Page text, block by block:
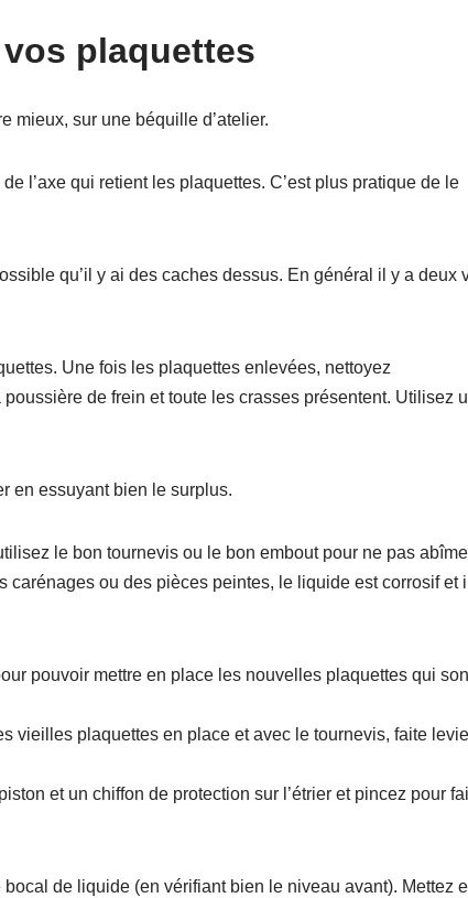
plaquettes
mieux, sur une béquille d’atelier.
l’axe qui retient les plaquettes. C’est plus pratique de le
qu’il y ai des caches dessus. En général il y a deux
Une fois les plaquettes enlevées, nettoyez
de frein et toute les crasses présentent. Utilisez
en essuyant bien le surplus.
le bon tournevis ou le bon embout pour ne pas
ou des pièces peintes, le liquide est corrosif et il
pouvoir mettre en place les nouvelles plaquettes qui
vieilles plaquettes en place et avec le tournevis, faite
et un chiffon de protection sur l’étrier et pincez pour
de liquide (en vérifiant bien le niveau avant). Mettez